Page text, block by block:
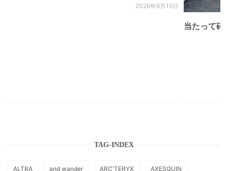
2026年6月15日
当たって砕
TAG-INDEX
ALTRA and wander ARC'TERYX AXESQUIN